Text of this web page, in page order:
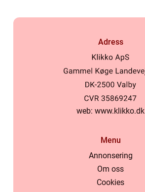
Adress
web: www.klikko.dk
Menu
Annonsering
Om oss
Cookies